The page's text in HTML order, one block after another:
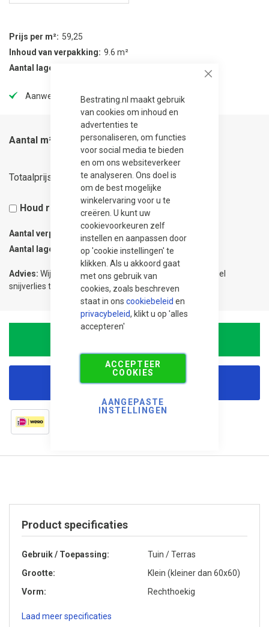
Bestrating.nl maakt gebruik
van cookies om inhoud en
advertenties te
personaliseren, om functies
voor social media te bieden
en om ons websiteverkeer
te analyseren. Ons doel is
om de best mogelijke
winkelervaring voor u te
creëren. U kunt uw
cookievoorkeuren zelf
instellen en aanpassen door
op 'cookie instellingen' te
klikken. Als u akkoord gaat
met ons gebruik van
cookies, zoals beschreven
staat in ons cookiebeleid en
privacybeleid, klikt u op 'alles
accepteren'
ACCEPTEER
COOKIES
AANGEPASTE
INSTELLINGEN
Prijs per m²
59,25
Inhoud van verpakking
9.6 m²
Aantal lagen per verpakking
Aanwezig in onze showtuin
Aantal m²
Totaalprijs 14,22
Houd rekening met 5% snijverlies
Aantal verpakkingen
0.03
Aantal lagen
Advies: Wij adviseren 5% meer te bestellen om eventueel
snijverlies te compenseren.
Korting aanvragen
Product specificaties
Gebruik / Toepassing
Tuin / Terras
Grootte
Klein (kleiner dan 60x60)
Vorm
Rechthoekig
Laad meer specificaties